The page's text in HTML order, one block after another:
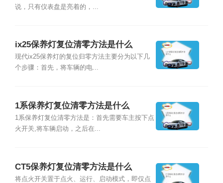
说，只有仪表盘是亮着的，...
ix25保养灯复位清零方法是什么
现代ix25保养灯的复位归零方法主要分为以下几
个步骤：首先，将车辆的电...
1系保养灯复位清零方法是什么
1系保养灯复位清零方法是：首先需要车主按下点
火开关,将车辆启动，之后在...
CT5保养灯复位清零方法是什么
将点火开关置于点火、运行、启动模式，即仅点